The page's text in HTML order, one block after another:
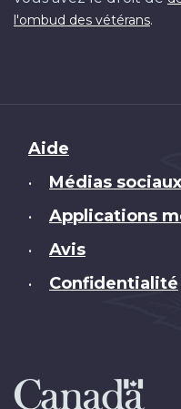
l'ombud des vétérans.
Brand
Aide
• Médias sociaux
• Applications
• Avis
• Confidentialité